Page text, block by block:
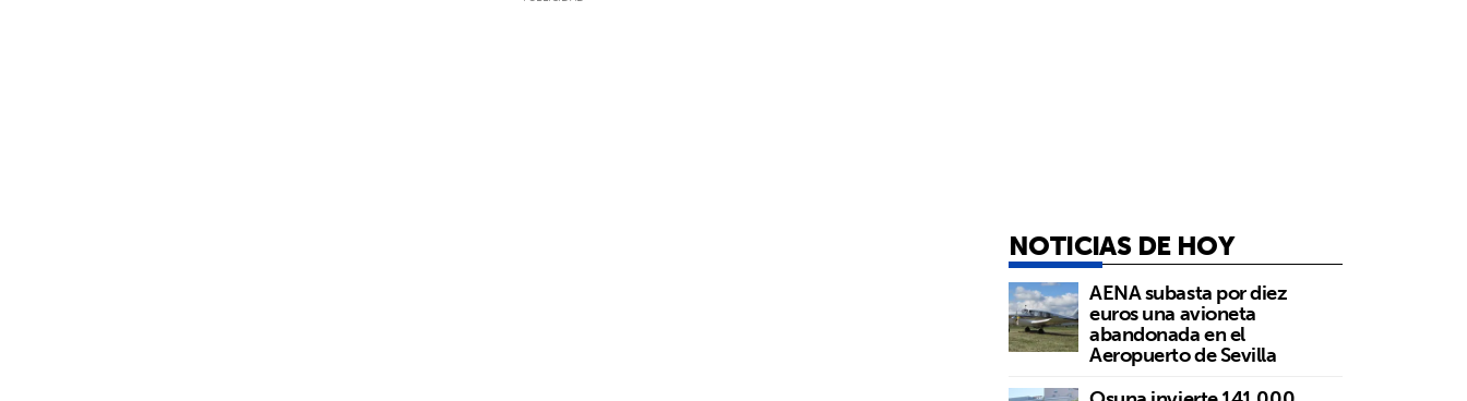
NOTICIAS DE HOY
AENA subasta por diez
euros una avioneta
abandonada en el
Aeropuerto de Sevilla